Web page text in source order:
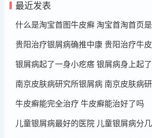
最近发表
什么是淘宝首图牛皮癣 淘宝首淘首页
贵阳治疗银屑病确推中康 贵阳治疗牛
银屑病起了一身小疙瘩 银屑病身上起
牛皮癣能完全治疗 牛皮癣能治好了吗
儿童银屑病最好的医院 儿童银屑病分